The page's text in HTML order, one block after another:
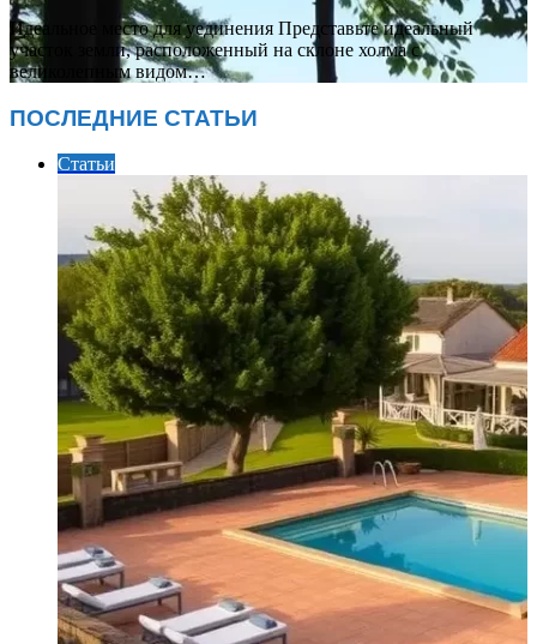
Идеальное место для уединения Представьте идеальный
участок земли, расположенный на склоне холма с
великолепным видом…
ПОСЛЕДНИЕ СТАТЬИ
Статьи